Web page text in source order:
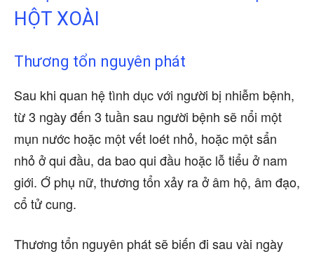
HỘT XOÀI
Thương tổn nguyên phát
Sau khi quan hệ tình dục với người bị nhiễm bệnh,
từ 3 ngày đến 3 tuần sau người bệnh sẽ nổi một
mụn nước hoặc một vết loét nhỏ, hoặc một sẩn
nhỏ ở qui đầu, da bao qui đầu hoặc lỗ tiểu ở nam
giới. Ớ phụ nữ, thương tổn xảy ra ở âm hộ, âm đạo,
cổ tử cung.
Thương tổn nguyên phát sẽ biến đi sau vài ngày